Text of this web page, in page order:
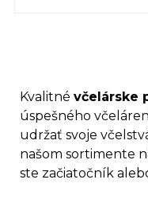
Kvalitné včelárske
úspešného
udržať svoje
našom sortimente
ste začiatočník